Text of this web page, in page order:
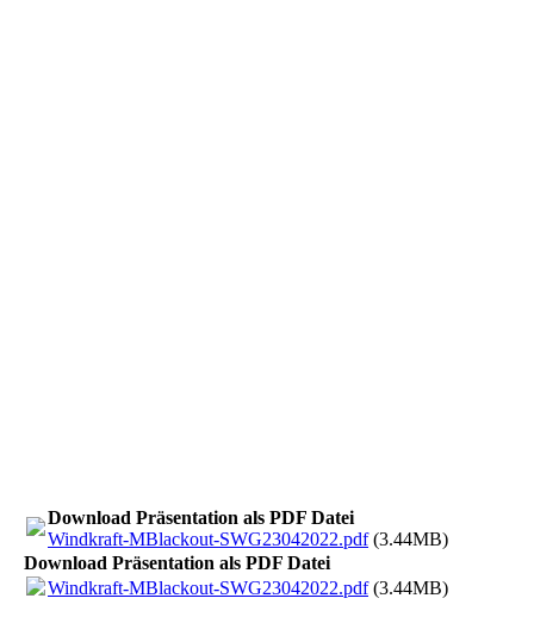
Download Präsentation als PDF Datei
Windkraft-MBlackout-SWG23042022.pdf(3.44MB)
Download Präsentation als PDF Datei
Windkraft-MBlackout-SWG23042022.pdf(3.44MB)